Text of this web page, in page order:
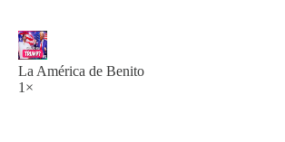
La América de Benito
1×